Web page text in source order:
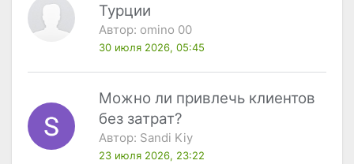
Турции
Автор: omino 00
30 июля 2026, 05:45
Можно ли привлечь клиентов
без затрат?
Автор: Sandi Kiy
23 июля 2026, 23:22